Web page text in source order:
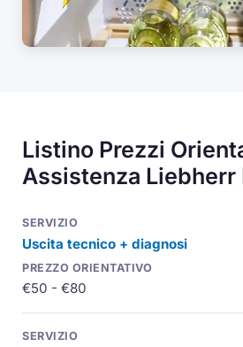
Listino Prezzi
Assistenza Liebherr
Uscita tecnico + diagnosi
€50 - €80